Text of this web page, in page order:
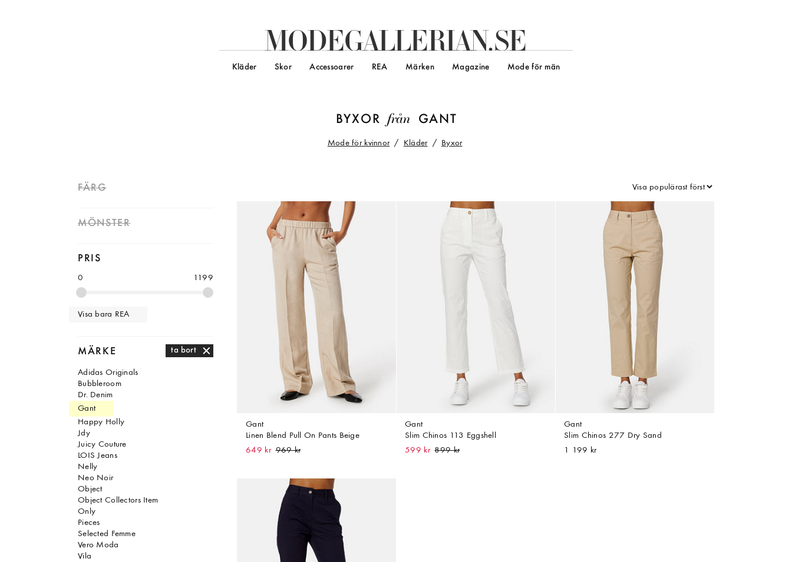
MODEGALLERIAN.SE
Kläder Skor Accessoarer REA Märken Magazine Mode för män
BYXOR från GANT
Mode för kvinnor Kläder Byxor
FÄRG
MÖNSTER
PRIS
0 1199
Visa bara REA
MÄRKE ta bort
Adidas Originals
Bubbleroom
Dr. Denim
Gant
Happy Holly
Jdy
Juicy Couture
LOIS Jeans
Nelly
Neo Noir
Object
Object Collectors Item
Only
Pieces
Selected Femme
Vero Moda
Vila
Gant
Linen Blend Pull On Pants Beige
649 kr
Gant
Slim Chinos 113 Eggshell
599 kr
Gant
Slim Chinos 277 Dry Sand
1 199 kr